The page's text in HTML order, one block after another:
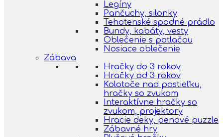
Legíny
Pančuchy, silonky
Tehotenské spodné prádlo
Bundy, kabáty, vesty
Oblečenie s potlačou
Nosiace oblečenie
Zábava
Hračky do 3 rokov
Hračky od 3 rokov
Kolotoče nad postieľku,
hračky so zvukom
Interaktívne hračky so
zvukom, projektory
Hracie deky, penové puzzle
Zábavné hry